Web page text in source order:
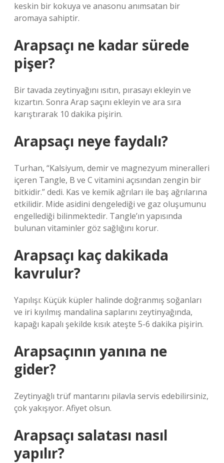
keskin bir kokuya ve anasonu anımsatan bir
aromaya sahiptir.
Arapsaçı ne kadar sürede
pişer?
Bir tavada zeytinyağını ısıtın, pırasayı ekleyin ve
kızartın. Sonra Arap saçını ekleyin ve ara sıra
karıştırarak 10 dakika pişirin.
Arapsaçı neye faydalı?
Turhan, “Kalsiyum, demir ve magnezyum mineralleri
içeren Tangle, B ve C vitamini açısından zengin bir
bitkidir.” dedi. Kas ve kemik ağrıları ile baş ağrılarına
etkilidir. Mide asidini dengelediği ve gaz oluşumunu
engellediği bilinmektedir. Tangle’ın yapısında
bulunan vitaminler göz sağlığını korur.
Arapsaçı kaç dakikada
kavrulur?
Yapılışı: Küçük küpler halinde doğranmış soğanları
ve iri kıyılmış mandalina saplarını zeytinyağında,
kapağı kapalı şekilde kısık ateşte 5-6 dakika pişirin.
Arapsaçının yanına ne
gider?
Zeytinyağlı trüf mantarını pilavla servis edebilirsiniz,
çok yakışıyor. Afiyet olsun.
Arapsaçı salatası nasıl
yapılır?